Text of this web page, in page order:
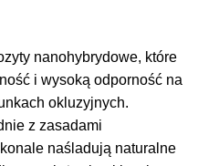
nanohybrydowe, które
i wysoką odporność na
okluzyjnych.
z zasadami
naśladują naturalne